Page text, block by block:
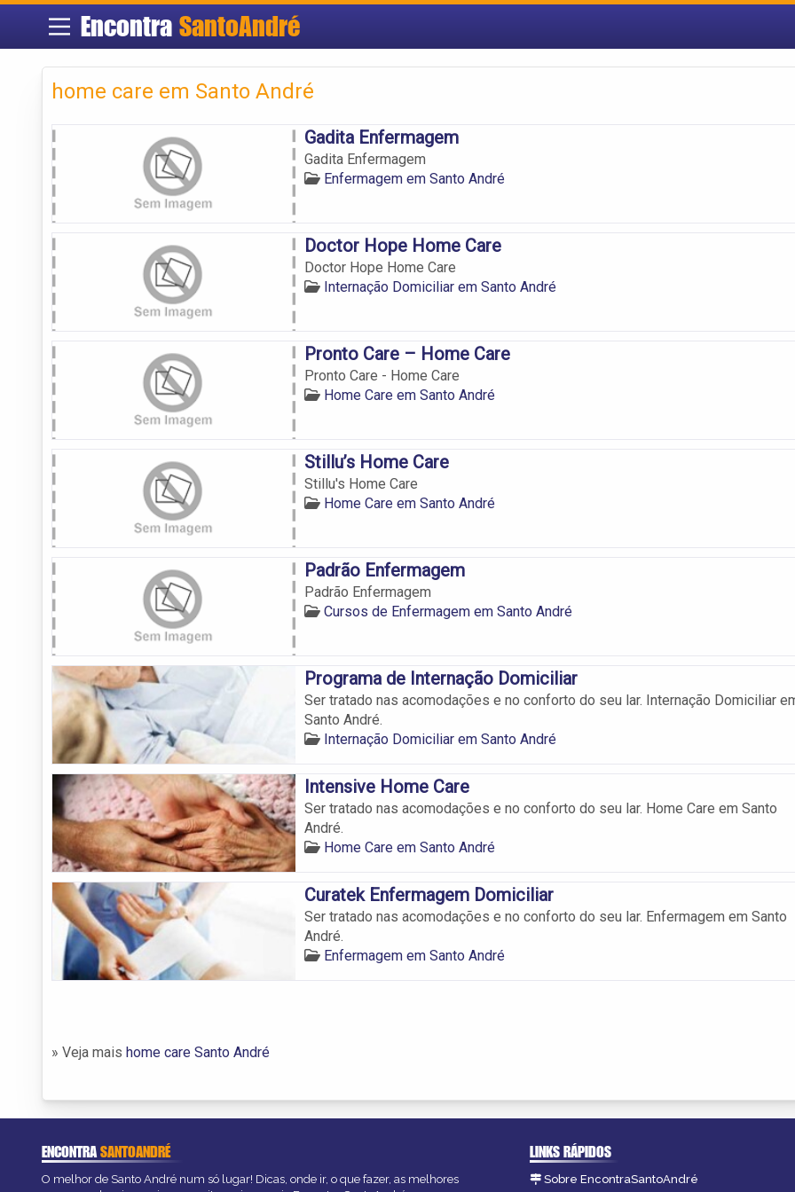
Encontra SantoAndré
home care em Santo André
Gadita Enfermagem
Gadita Enfermagem
Enfermagem em Santo André
Doctor Hope Home Care
Doctor Hope Home Care
Internação Domiciliar em Santo André
Pronto Care – Home Care
Pronto Care - Home Care
Home Care em Santo André
Stillu’s Home Care
Stillu's Home Care
Home Care em Santo André
Padrão Enfermagem
Padrão Enfermagem
Cursos de Enfermagem em Santo André
Programa de Internação Domiciliar
Ser tratado nas acomodações e no conforto do seu lar. Internação Domiciliar
Santo André.
Internação Domiciliar em Santo André
Intensive Home Care
Ser tratado nas acomodações e no conforto do seu lar. Home Care em Santo
André.
Home Care em Santo André
Curatek Enfermagem Domiciliar
Ser tratado nas acomodações e no conforto do seu lar. Enfermagem em Santo
André.
Enfermagem em Santo André
» Veja mais home care Santo André
ENCONTRASANTOANDRÉ
O melhor de Santo André num só lugar! Dicas, onde ir, o que fazer, as melhores
LINKS RÁPIDOS
Sobre EncontraSantoAndré